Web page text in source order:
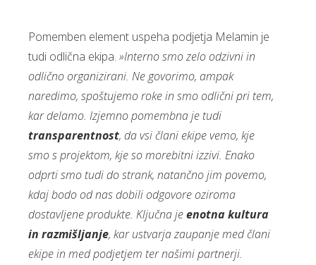
Pomemben element uspeha podjetja Melamin je
tudi odlična ekipa. »Interno smo zelo odzivni in
odlično organizirani. Ne govorimo, ampak
naredimo, spoštujemo roke in smo odlični pri tem,
kar delamo. Izjemno pomembna je tudi
transparentnost, da vsi člani ekipe vemo, kje
smo s projektom, kje so morebitni izzivi. Enako
odprti smo tudi do strank, natančno jim povemo,
kdaj bodo od nas dobili odgovore oziroma
dostavljene produkte. Ključna jeenotna kultura
in razmišljanje, kar ustvarja zaupanje med člani
ekipe in med podjetjem ter našimi partnerji.